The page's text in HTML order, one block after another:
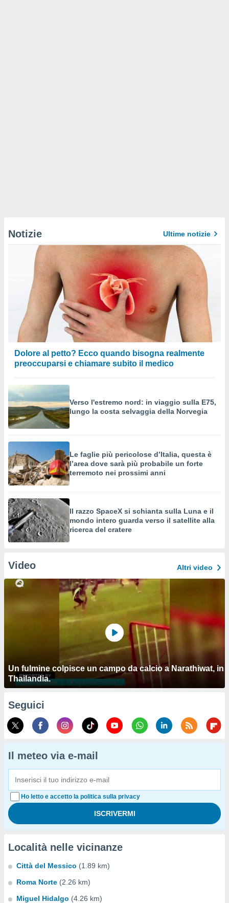
Notizie Ultime notizie
Dolore al petto? Ecco quando bisogna realmente
preoccuparsi e chiamare subito il medico
Verso l'estremo nord: in viaggio sulla E75,
lungo la costa selvaggia della Norvegia
Le faglie più pericolose d’Italia, questa è
l’area dove sarà più probabile un forte
terremoto nei prossimi anni
Il razzo SpaceX si schianta sulla Luna e il
mondo intero guarda verso il satellite alla
ricerca del cratere
Video Altri video
Un fulmine colpisce un campo da calcio a Narathiwat, in
Thailandia.
Seguici
Il meteo via e-mail
Ho letto e accetto la politica sulla privacy
Località nelle vicinanze
Città del Messico (1.89 km)
Roma Norte (2.26 km)
Miguel Hidalgo (4.26 km)